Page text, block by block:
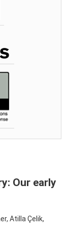
Our early
Atilla Çelik,